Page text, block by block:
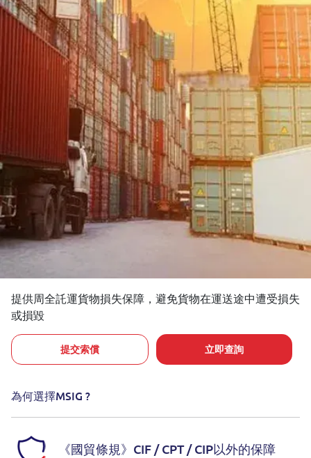
提供周全託運貨物損失保障，避免貨物在運送途中遭受損失
或損毀
提交索償 立即查詢
為何選擇MSIG ?
《國貿條規》CIF / CPT / CIP以外的保障